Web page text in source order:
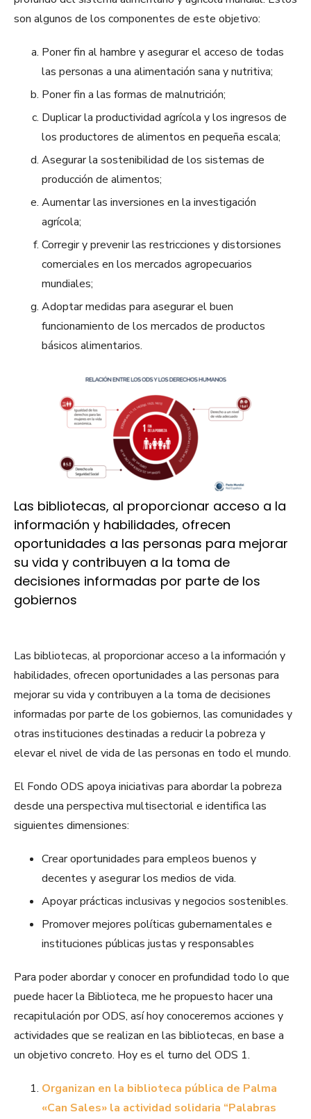
son algunos de los componentes de este objetivo:
Poner fin al hambre y asegurar el acceso de todas
las personas a una alimentación sana y nutritiva;
Poner fin a las formas de malnutrición;
Duplicar la productividad agrícola y los ingresos de
los productores de alimentos en pequeña escala;
Asegurar la sostenibilidad de los sistemas de
producción de alimentos;
Aumentar las inversiones en la investigación
agrícola;
Corregir y prevenir las restricciones y distorsiones
comerciales en los mercados agropecuarios
mundiales;
Adoptar medidas para asegurar el buen
funcionamiento de los mercados de productos
básicos alimentarios.
Las bibliotecas, al proporcionar acceso a la
información y habilidades, ofrecen
oportunidades a las personas para mejorar
su vida y contribuyen a la toma de
decisiones informadas por parte de los
gobiernos
Las bibliotecas, al proporcionar acceso a la información y
habilidades, ofrecen oportunidades a las personas para
mejorar su vida y contribuyen a la toma de decisiones
informadas por parte de los gobiernos, las comunidades y
otras instituciones destinadas a reducir la pobreza y
elevar el nivel de vida de las personas en todo el mundo.
El Fondo ODS apoya iniciativas para abordar la pobreza
desde una perspectiva multisectorial e identifica las
siguientes dimensiones:
Crear oportunidades para empleos buenos y
decentes y asegurar los medios de vida.
Apoyar prácticas inclusivas y negocios sostenibles.
Promover mejores políticas gubernamentales e
instituciones públicas justas y responsables
Para poder abordar y conocer en profundidad todo lo que
puede hacer la Biblioteca, me he propuesto hacer una
recapitulación por ODS, así hoy conoceremos acciones y
actividades que se realizan en las bibliotecas, en base a
un objetivo concreto. Hoy es el turno del ODS 1.
Organizan en la biblioteca pública de Palma
«Can Sales» la actividad solidaria “Palabras